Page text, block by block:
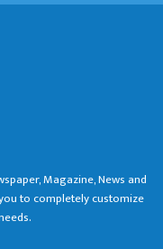
Magazine, News and
to completely customize